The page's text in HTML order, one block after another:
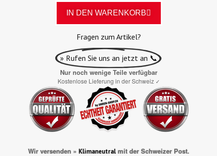
IN DEN WARENKORB
Fragen zum Artikel?
» Rufen Sie uns an jetzt an 📞
Nur noch wenige Teile verfügbar
Kostenlose Lieferung in der Schweiz ✓
Wir versenden » Klimaneutralmit der Schweizer Post.